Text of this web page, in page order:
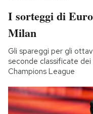
I sorteggi di
Milan
Gli spareggi per gli
seconde classificate
Champions League